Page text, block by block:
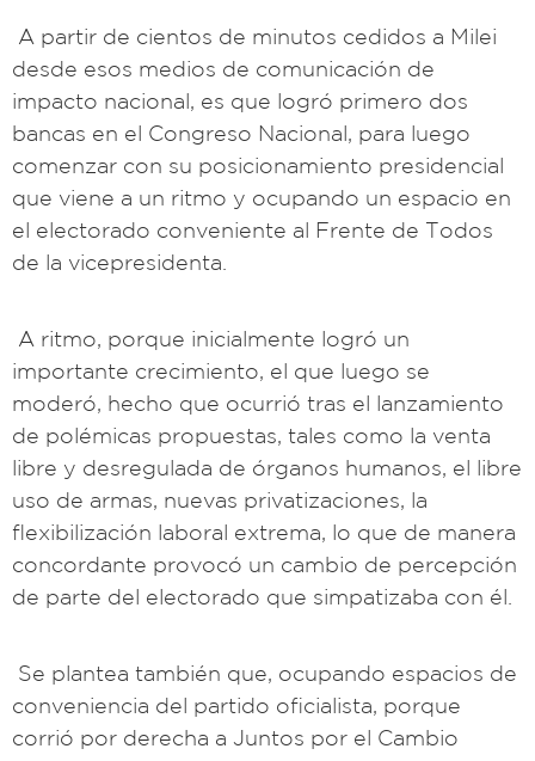
A partir de cientos de minutos cedidos a Milei
desde esos medios de comunicación de
impacto nacional, es que logró primero dos
bancas en el Congreso Nacional, para luego
comenzar con su posicionamiento presidencial
que viene a un ritmo y ocupando un espacio en
el electorado conveniente al Frente de Todos
de la vicepresidenta.
A ritmo, porque inicialmente logró un
importante crecimiento, el que luego se
moderó, hecho que ocurrió tras el lanzamiento
de polémicas propuestas, tales como la venta
libre y desregulada de órganos humanos, el libre
uso de armas, nuevas privatizaciones, la
flexibilización laboral extrema, lo que de manera
concordante provocó un cambio de percepción
de parte del electorado que simpatizaba con él.
Se plantea también que, ocupando espacios de
conveniencia del partido oficialista, porque
corrió por derecha a Juntos por el Cambio